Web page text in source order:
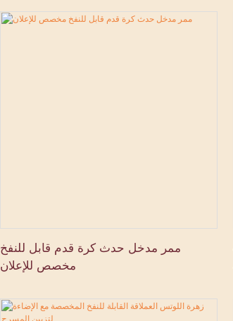
ممر مدخل حدث كرة قدم قابل للنفخ
مخصص للإعلان